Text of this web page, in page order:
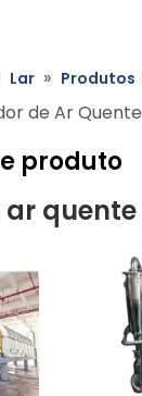
Lar » Produtos
de Ar Quente
produto
ar quente